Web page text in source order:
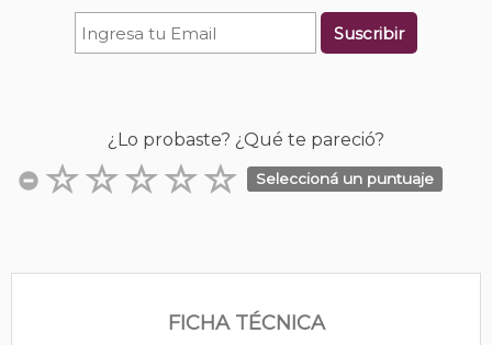
Suscribir
¿Lo probaste? ¿Qué te pareció?
Seleccioná un puntuaje
FICHA TÉCNICA